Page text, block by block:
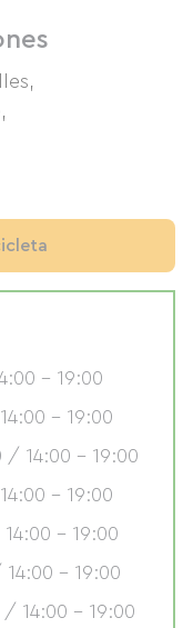
,
- 19:00
- 19:00
/ 14:00 - 19:00
- 19:00
- 19:00
- 19:00
14:00 - 19:00